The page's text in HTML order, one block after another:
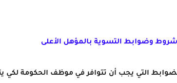
شروط وضوابط التسوية بالمؤهل الأعلى
التي يجب أن تتوافر في موظف الحكومة لكي